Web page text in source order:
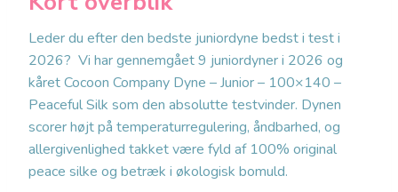
Leder du efter den bedste juniordyne bedst i test i
2026? Vi har gennemgået 9 juniordyner i 2026 og
kåret Cocoon Company Dyne – Junior – 100×140 –
Peaceful Silk som den absolutte testvinder. Dynen
scorer højt på temperaturregulering, åndbarhed, og
allergivenlighed takket være fyld af 100% original
peace silke og betræk i økologisk bomuld.